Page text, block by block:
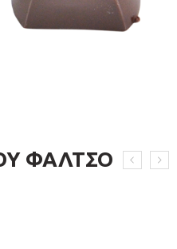
ΦΑΛΤΣΟ